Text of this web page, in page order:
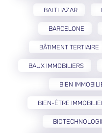
BALTHAZAR
BARCELONE
BÂTIMENT TERTIAIRE
BAUX IMMOBILIERS
BIEN
BIEN-ÊTRE